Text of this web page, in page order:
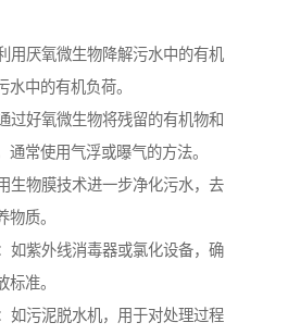
用厌氧微生物降解污水中的有机
中的有机负荷。
过好氧微生物将残留的有机物和
通常使用气浮或曝气的方法。
生物膜技术进一步净化污水，去
物质。
如紫外线消毒器或氯化设备，确
准。
如污泥脱水机，用于对处理过程